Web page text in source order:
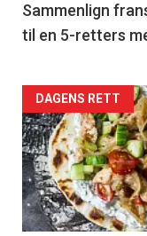
5
Sammenlign
til en 5-retters
Forsiden
akkurat
nå
-
DAGENS RETT